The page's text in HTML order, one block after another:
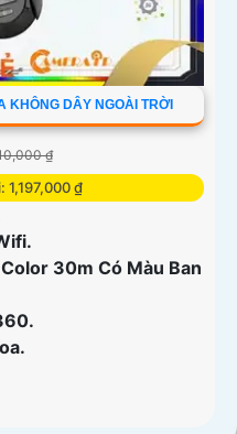
KHÔNG DÂY NGOÀI TRỜI
₫
1,197,000 ₫
Color 30m Có Màu Ban